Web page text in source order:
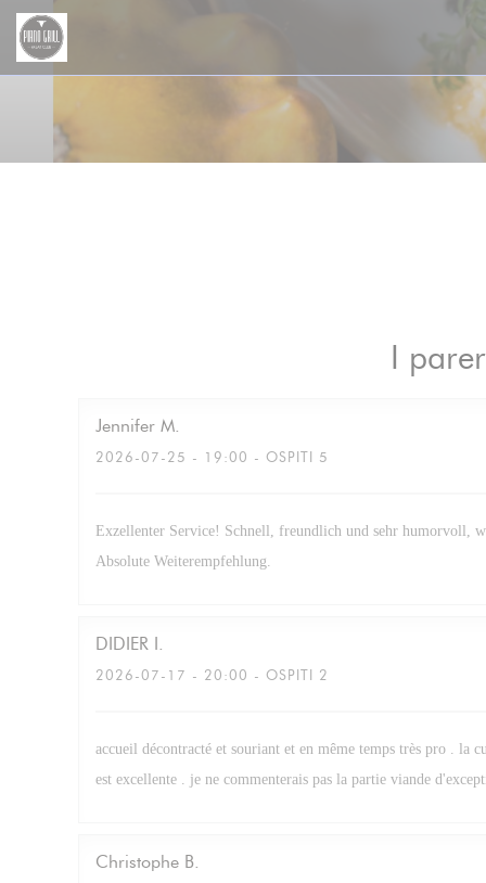
Personalizzazione delle tue scelte sui cookie
I
Jennifer M
2026-07-25 - 19:00 - OSPITI 5
Exzellenter Service! Schnell, freundlich und sehr humorvoll,
Absolute Weiterempfehlung.
DIDIER I
2026-07-17 - 20:00 - OSPITI 2
accueil décontracté et souriant et en même temps très pro . la
est excellente . je ne commenterais pas la partie viande
Christophe B